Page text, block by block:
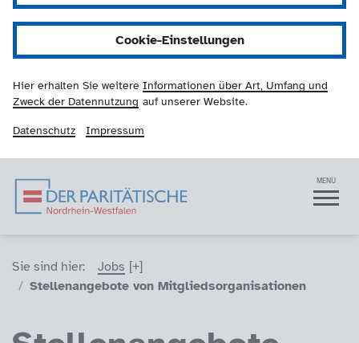
Cookie-Einstellungen
Hier erhalten Sie weitere Informationen über Art, Umfang und
Zweck der Datennutzung auf unserer Website.
Datenschutz Impressum
Der Paritätische NRW
Navigation MENÜ
Sie sind hier (Breadcrumb)
Sie sind hier:
Jobs
Stellenangebote von Mitgliedsorganisationen